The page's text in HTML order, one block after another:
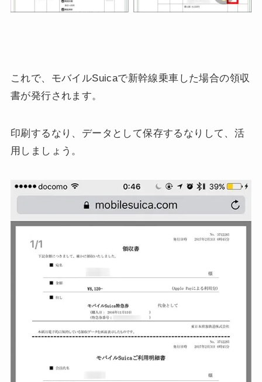
これで、モバイルSuicaで新幹線乗車した場合の領収
書が発行されます。
印刷するなり、データとして保存するなりして、活
用しましょう。